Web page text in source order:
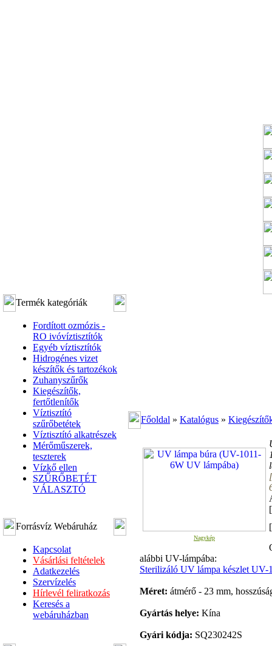
Termék kategóriák
Fordított ozmózis -
RO ivóvíztisztítók
Egyéb víztisztítók
Hidrogénes vizet
készítők és tartozékok
Zuhanyszűrők
Kiegészítők,
fertőtlenítők
Víztisztító
szűrőbetétek
Víztisztító alkatrészek
Mérőműszerek,
teszterek
Vízkő ellen
SZŰRŐBETÉT
VÁLASZTÓ
Forrásvíz Webáruház
Kapcsolat
Vásárlási feltételek
Adatkezelés
Szervízelés
Hírlevél feliratkozás
Keresés a
webáruházban
Főoldal » Katalógus »
Nagykép
[
alábbi UV-lámpába:
Sterilizáló UV lámpa készlet
Méret: átmérő - 23 mm,
Gyártás helye: Kína
Gyári kódja: SQ230242S